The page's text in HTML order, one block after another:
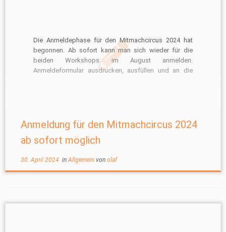
Die Anmeldephase für den Mitmachcircus 2024 hat
begonnen. Ab sofort kann man sich wieder für die
beiden Workshops im August anmelden.
Anmeldeformular ausdrucken, ausfüllen und an die
Anmeldung für den Mitmachcircus 2024
ab sofort möglich
30. April 2024 inAllgemein von olaf